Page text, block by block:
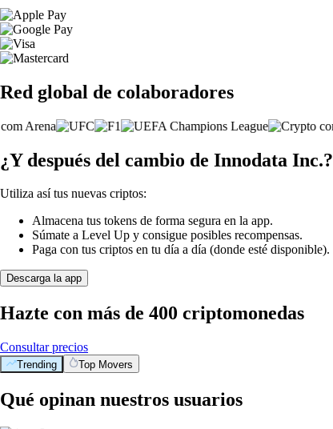
Red global de colaboradores
¿Y después del cambio de Innodata Inc.?
Utiliza así tus nuevas criptos:
Almacena tus tokens de forma segura en la app.
Súmate a Level Up y consigue posibles recompensas.
Paga con tus criptos en tu día a día (donde esté disponible).
Descarga la app
Hazte con más de 400 criptomonedas
Consultar precios
Trending Top Movers
Qué opinan nuestros usuarios